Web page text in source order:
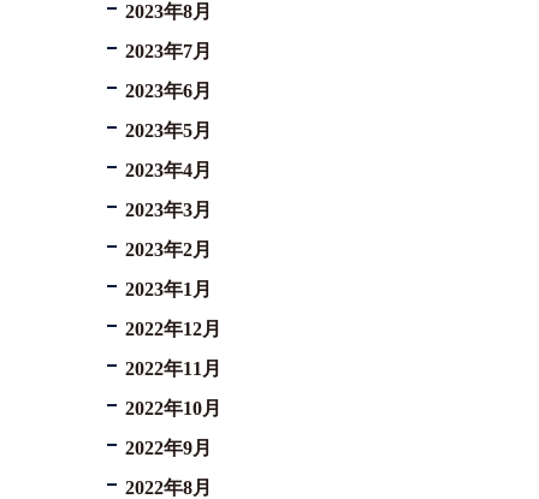
2023年8月
2023年7月
2023年6月
2023年5月
2023年4月
2023年3月
2023年2月
2023年1月
2022年12月
2022年11月
2022年10月
2022年9月
2022年8月